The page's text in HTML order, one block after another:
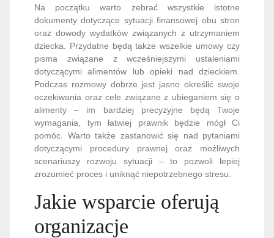
Na początku warto zebrać wszystkie istotne
dokumenty dotyczące sytuacji finansowej obu stron
oraz dowody wydatków związanych z utrzymaniem
dziecka. Przydatne będą także wszelkie umowy czy
pisma związane z wcześniejszymi ustaleniami
dotyczącymi alimentów lub opieki nad dzieckiem.
Podczas rozmowy dobrze jest jasno określić swoje
oczekiwania oraz cele związane z ubieganiem się o
alimenty – im bardziej precyzyjne będą Twoje
wymagania, tym łatwiej prawnik będzie mógł Ci
pomóc. Warto także zastanowić się nad pytaniami
dotyczącymi procedury prawnej oraz możliwych
scenariuszy rozwoju sytuacji – to pozwoli lepiej
zrozumieć proces i uniknąć niepotrzebnego stresu.
Jakie wsparcie oferują
organizacje